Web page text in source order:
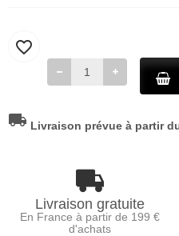
favorite_border
local_shipping Livraison prévue à partir
Livraison gratuite
En France à partir de 199 €
d'achats